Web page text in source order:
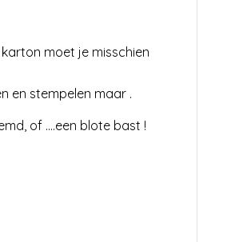
moet je misschien
en stempelen maar .
of ….een blote bast !